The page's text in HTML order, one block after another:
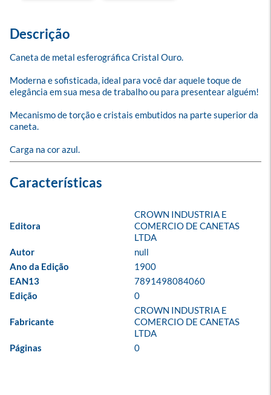
Descrição
Caneta de metal esferográfica Cristal Ouro.
Moderna e sofisticada, ideal para você dar aquele toque de
elegância em sua mesa de trabalho ou para presentear alguém!
Mecanismo de torção e cristais embutidos na parte superior da
caneta.
Carga na cor azul.
Editora
CROWN INDUSTRIA E
COMERCIO DE CANETAS
LTDA
Autor
null
Ano da Edição
1900
EAN13
7891498084060
Edição
0
Fabricante
CROWN INDUSTRIA E
COMERCIO DE CANETAS
LTDA
Páginas
0